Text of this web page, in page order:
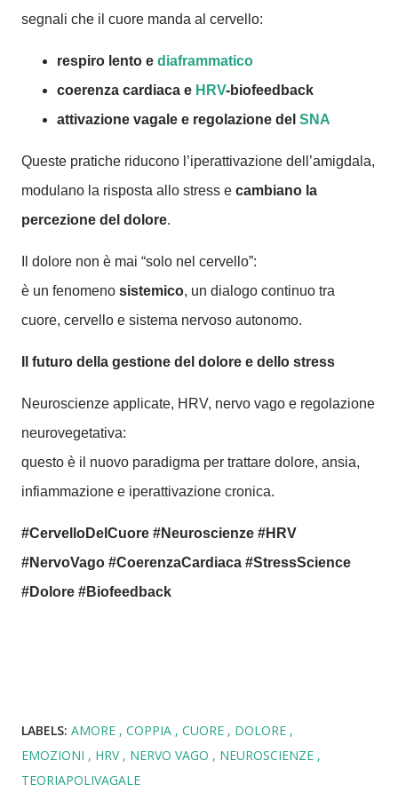
segnali che il cuore manda al cervello:
respiro lento e diaframmatico
coerenza cardiaca e HRV-biofeedback
attivazione vagale e regolazione del SNA
Queste pratiche riducono l’iperattivazione dell’amigdala,
modulano la risposta allo stress e cambiano la
percezione del dolore.
Il dolore non è mai “solo nel cervello”:
è un fenomeno sistemico, un dialogo continuo tra
cuore, cervello e sistema nervoso autonomo.
Il futuro della gestione del dolore e dello stress
Neuroscienze applicate, HRV, nervo vago e regolazione
neurovegetativa:
questo è il nuovo paradigma per trattare dolore, ansia,
infiammazione e iperattivazione cronica.
#CervelloDelCuore #Neuroscienze #HRV
#NervoVago #CoerenzaCardiaca #StressScience
#Dolore #Biofeedback
LABELS: AMORE COPPIA CUORE
DOLORE
EMOZIONI
HRV NERVO VAGO
NEUROSCIENZE
TEORIAPOLIVAGALE